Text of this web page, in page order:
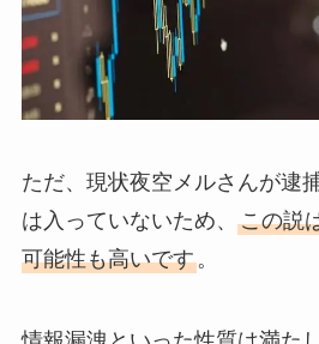
ただ、現状夜空メルさんが逮
は入っていないため、 この説
可能性も高いです。